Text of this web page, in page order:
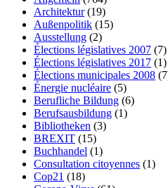
Architektur(19)
Außenpolitik (15)
Ausstellung (2)
Élections législatives 2007 (7)
Élections législatives 2017 (1)
Élections municipales 2008
Énergie nucléaire (5)
Berufliche Bildung (6)
Berufsausbildung (1)
Bibliotheken (3)
BREXIT (15)
Buchhandel (1)
Consultation citoyennes (1)
Cop21 (18)